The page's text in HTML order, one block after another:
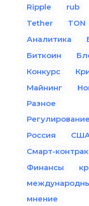
Ripple
rub
Tether
TON
Аналитика
Биткоин
Конкурс
Майнинг
Разное
Россия
Смарт-
Финансы
мнение